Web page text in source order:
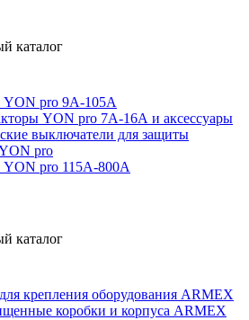
каталог
YON pro 9А-105А
YON pro 7А-16А и аксессуары
выключатели для защиты
pro
YON pro 115А-800А
каталог
крепления оборудования ARMEX
коробки и корпуса ARMEX